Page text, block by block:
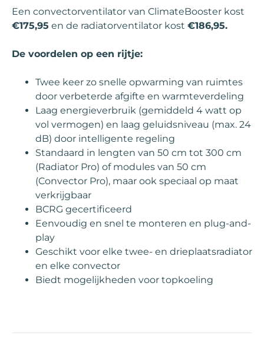
Een convectorventilator van ClimateBooster kost
€175,95 en de radiatorventilator kost €186,95.
De voordelen op een rijtje:
Twee keer zo snelle opwarming van ruimtes
door verbeterde afgifte en warmteverdeling
Laag energieverbruik (gemiddeld 4 watt op
vol vermogen) en laag geluidsniveau (max. 24
dB) door intelligente regeling
Standaard in lengten van 50 cm tot 300 cm
(Radiator Pro) of modules van 50 cm
(Convector Pro), maar ook speciaal op maat
verkrijgbaar
BCRG gecertificeerd
Eenvoudig en snel te monteren en plug-and-
play
Geschikt voor elke twee- en drieplaatsradiator
en elke convector
Biedt mogelijkheden voor topkoeling